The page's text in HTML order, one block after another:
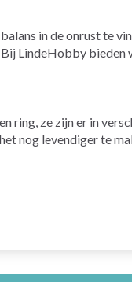
in de onrust te
LindeHobby bieden
ring, ze zijn er in
nog levendiger te